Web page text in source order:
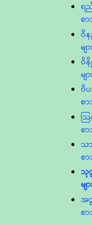
ရ
စာ
ဝိ
မျ
ဝိ
မျ
ဝိ
စာ
သ
စာ
သ
စာ
သု
မျ
အ
စာ